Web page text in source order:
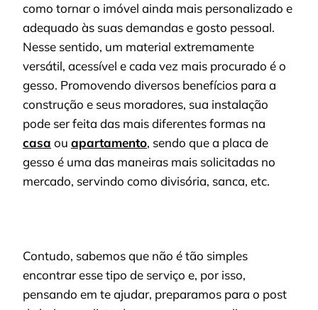
como tornar o imóvel ainda mais personalizado e
adequado às suas demandas e gosto pessoal.
Nesse sentido, um material extremamente
versátil, acessível e cada vez mais procurado é o
gesso. Promovendo diversos benefícios para a
construção e seus moradores, sua instalação
pode ser feita das mais diferentes formas na
casa ou apartamento, sendo que a placa de
gesso é uma das maneiras mais solicitadas no
mercado, servindo como divisória, sanca, etc.
Contudo, sabemos que não é tão simples
encontrar esse tipo de serviço e, por isso,
pensando em te ajudar, preparamos para o post